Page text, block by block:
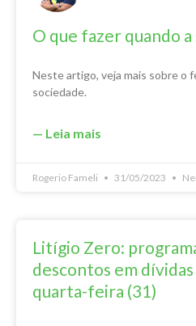
O que fazer quando a
Neste artigo, veja mais sobre o
sociedade.
— Leia mais
Rogerio Fameli 31/05/2023
Litígio Zero:
descontos em dívidas
quarta-feira (31)